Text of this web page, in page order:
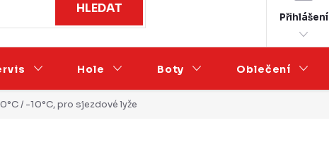
HLEDAT
Přihlášení
Hole Boty Oblečení
/ -10°C, pro sjezdové lyže